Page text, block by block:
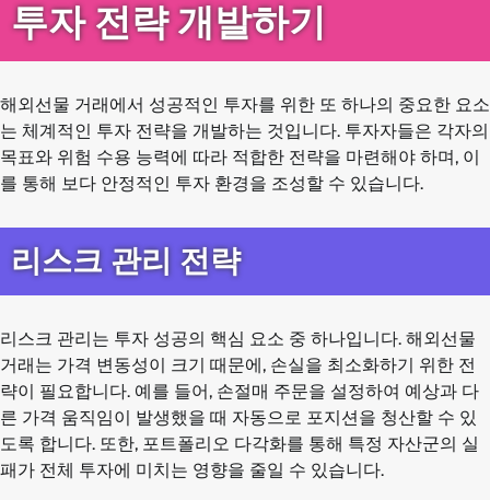
투자 전략 개발하기
해외선물 거래에서 성공적인 투자를 위한 또 하나의 중요한 요소
는 체계적인 투자 전략을 개발하는 것입니다. 투자자들은 각자의
목표와 위험 수용 능력에 따라 적합한 전략을 마련해야 하며, 이
를 통해 보다 안정적인 투자 환경을 조성할 수 있습니다.
리스크 관리 전략
리스크 관리는 투자 성공의 핵심 요소 중 하나입니다. 해외선물
거래는 가격 변동성이 크기 때문에, 손실을 최소화하기 위한 전
략이 필요합니다. 예를 들어, 손절매 주문을 설정하여 예상과 다
른 가격 움직임이 발생했을 때 자동으로 포지션을 청산할 수 있
도록 합니다. 또한, 포트폴리오 다각화를 통해 특정 자산군의 실
패가 전체 투자에 미치는 영향을 줄일 수 있습니다.